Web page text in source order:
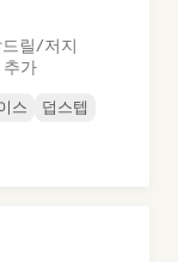
드릴/저지
추가
스
덥스텝